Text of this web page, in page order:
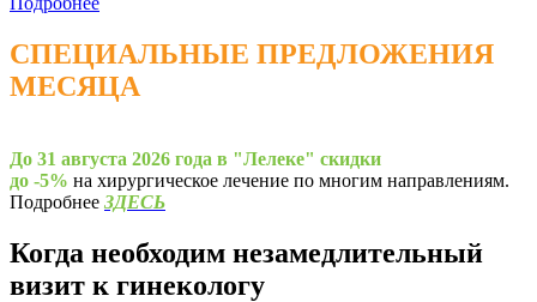
СПЕЦИАЛЬНЫЕ ПРЕДЛОЖЕНИЯ
МЕСЯЦА
До 31 августа 2026 года в "Лелеке" скидки
до -5% на хирургическое лечение по многим направлениям.
Подробнее ЗДЕСЬ
Когда необходим незамедлительный
визит к гинекологу